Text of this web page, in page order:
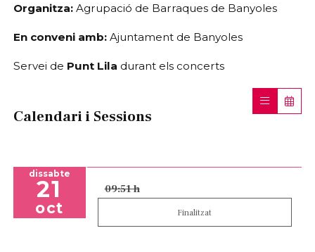
Organitza: Agrupació de Barraques de Banyoles
En conveni amb: Ajuntament de Banyoles
Servei de Punt Lila durant els concerts
Calendari i Sessions
dissabte
21
oct
09:51 h
Finalitzat